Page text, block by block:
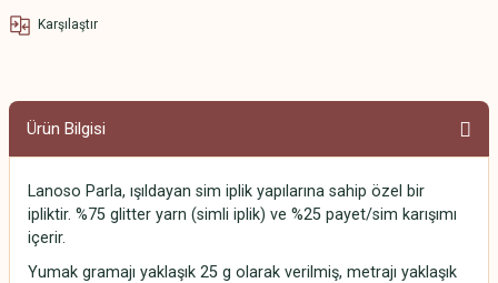
Karşılaştır
Ürün Bilgisi
Lanoso Parla, ışıldayan sim iplik yapılarına sahip özel bir
ipliktir. %75 glitter yarn (simli iplik) ve %25 payet/sim karışımı
içerir.
Yumak gramajı yaklaşık 25 g olarak verilmiş, metrajı yaklaşık